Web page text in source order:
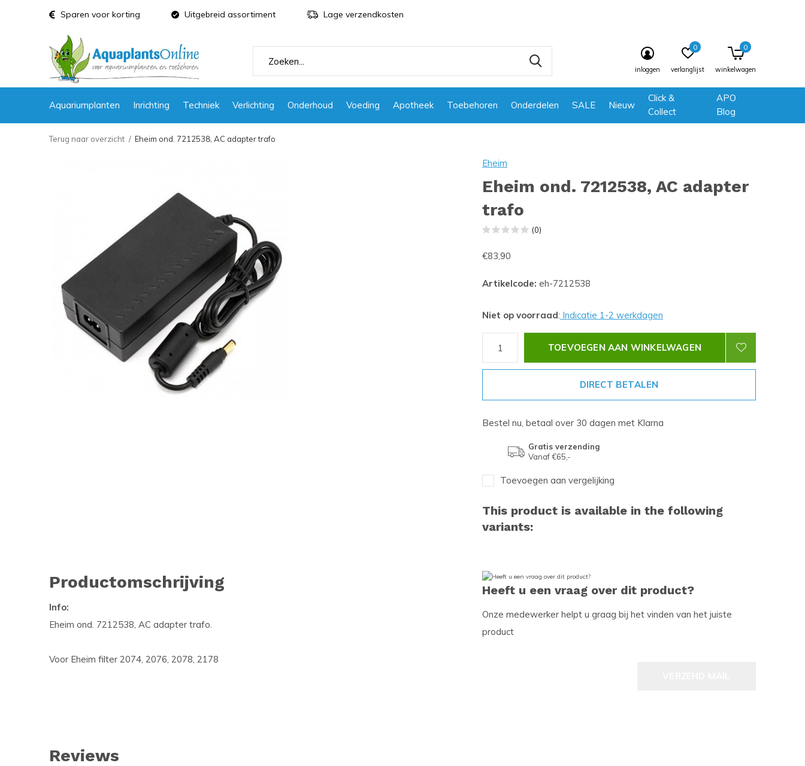
Aquariumplanten Inrichting Techniek Verlichting Onderhoud Voeding Apotheek Toebehoren Onderdelen SALE Nieuw
Click &
Collect
APO
Blog
inloggen verlanglijst
0
winkelwagen
0
Sparen voor korting Uitgebreid assortiment Lage verzendkosten
Terug naar overzicht Eheim ond. 7212538, AC adapter trafo
Eheim
Eheim ond. 7212538, AC adapter
trafo
(0)
€83,90
Artikelcode: eh-7212538
Niet op voorraad: Indicatie 1-2 werkdagen
TOEVOEGEN AAN WINKELWAGEN
DIRECT BETALEN
Bestel nu, betaal over 30 dagen met Klarna
Gratis verzending
Vanaf €65,-
Toevoegen aan vergelijking
This product is available in the following
variants:
Productomschrijving
Info:
Eheim ond. 7212538, AC adapter trafo.
Voor Eheim filter 2074, 2076, 2078, 2178
Heeft u een vraag over dit product?
Onze medewerker helpt u graag bij het vinden van het juiste
product
Reviews